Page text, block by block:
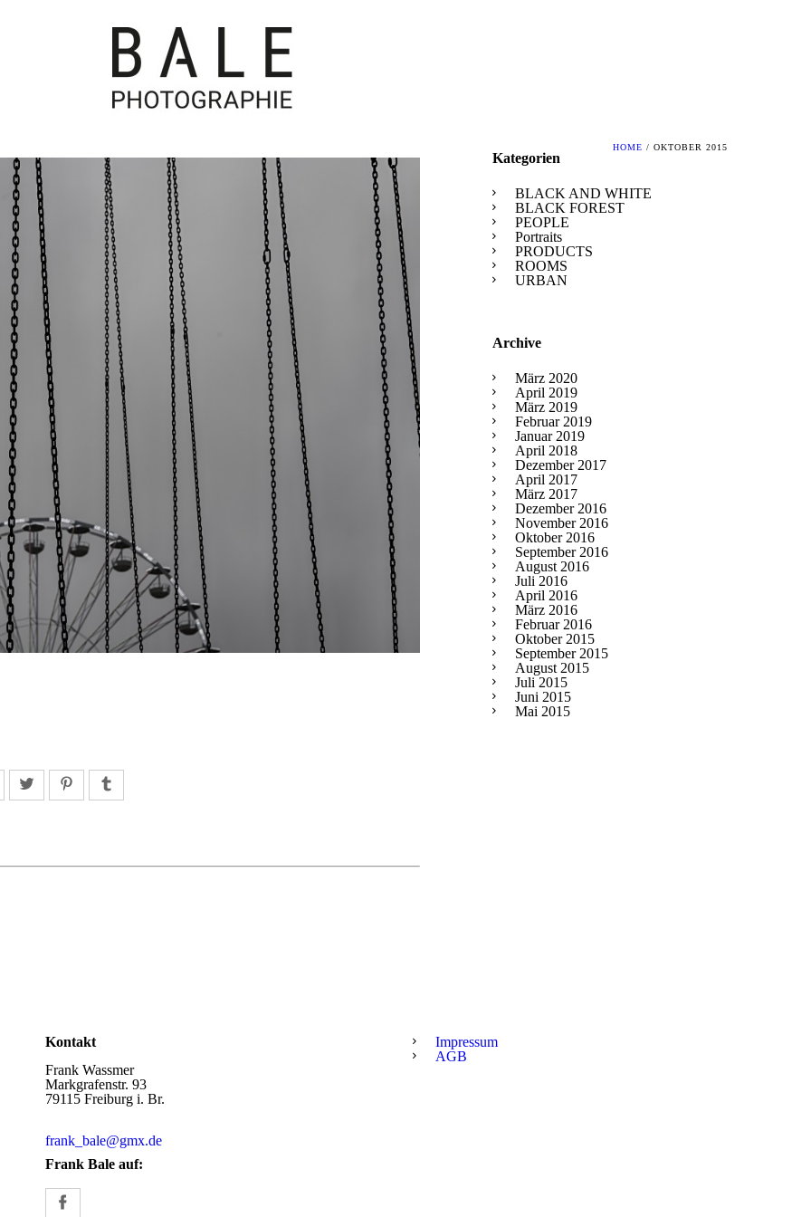
HOME / OKTOBER 2015
Kategorien
BLACK AND WHITE
BLACK FOREST
PEOPLE
Portraits
PRODUCTS
ROOMS
URBAN
Archive
März 2020
April 2019
März 2019
Februar 2019
Januar 2019
April 2018
Dezember 2017
April 2017
März 2017
Dezember 2016
November 2016
Oktober 2016
September 2016
August 2016
Juli 2016
April 2016
März 2016
Februar 2016
Oktober 2015
September 2015
August 2015
Juli 2015
Juni 2015
Mai 2015
Kontakt
Frank Wassmer
Markgrafenstr. 93
79115 Freiburg i. Br.
frank_bale@gmx.de
Frank Bale auf:
Impressum
AGB